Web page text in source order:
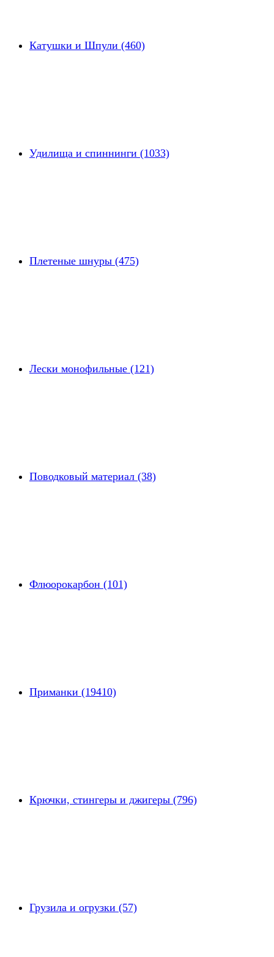
Катушки и Шпули (460)
Удилища и спиннинги (1033)
Плетеные шнуры (475)
Лески монофильные (121)
Поводковый материал (38)
Флюорокарбон (101)
Приманки (19410)
Крючки, стингеры и джигеры (796)
Грузила и огрузки (57)